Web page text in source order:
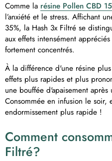
Comme la résine Pollen CBD
l’anxiété et le stress. Affichant
35%, la Hash 3x Filtré se
aux effets intensément
fortement concentrés.
À la différence d'une résine
effets plus rapides et plus
une bouffée d'apaisement
Consommée en infusion le soir,
endormissement plus rapide !
Comment
Filtré?